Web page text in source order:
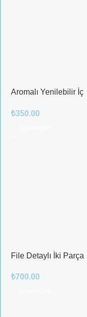
Aromalı Yenilebilir İç
Elma / Portakal
₺350.00
File Detaylı İki Parça
₺700.00